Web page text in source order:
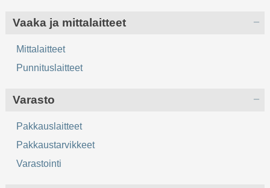
Vaaka ja mittalaitteet
Mittalaitteet
Punnituslaitteet
Varasto
Pakkauslaitteet
Pakkaustarvikkeet
Varastointi